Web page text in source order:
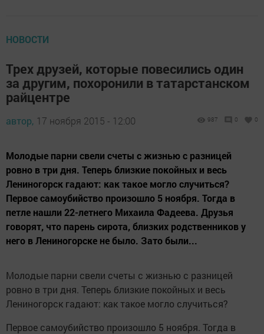
НОВОСТИ
Трех друзей, которые повесились один
за другим, похоронили в татарстанском
райцентре
автор, 17 ноября 2015 - 12:00 987 0 0
Молодые парни свели счеты с жизнью с разницей
ровно в три дня. Теперь близкие покойных и весь
Лениногорск гадают: как такое могло случиться?
Первое самоубийство произошло 5 ноября. Тогда в
петле нашли 22-летнего Михаила Фадеева. Друзья
говорят, что парень сирота, близких родственников у
него в Лениногорске не было. Зато были...
Молодые парни свели счеты с жизнью с разницей
ровно в три дня. Теперь близкие покойных и весь
Лениногорск гадают: как такое могло случиться?
Первое самоубийство произошло 5 ноября. Тогда в